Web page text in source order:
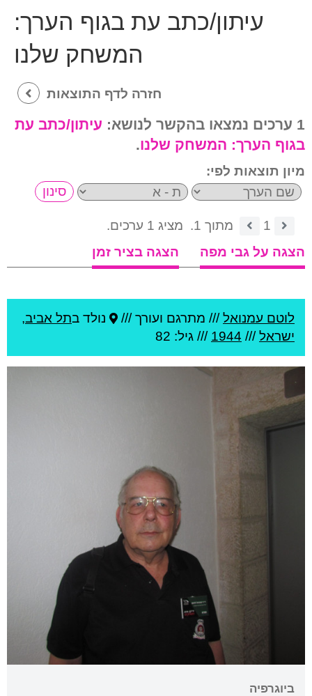
עיתון/כתב עת בגוף הערך:
המשחק שלנו
חזרה לדף התוצאות
1 ערכים נמצאו בהקשר לנושא:
עיתון/כתב עת
בגוף הערך: המשחק שלנו.
מיון תוצאות לפי:
1 מתוך 1.
מציג 1 ערכים.
הצגה על גבי מפה
הצגה בציר זמן
לוטם עמנואל/// מתרגם ועורך /// נולד בתל אביב,
ישראל///
1944 /// גיל: 82
ביוגרפיה